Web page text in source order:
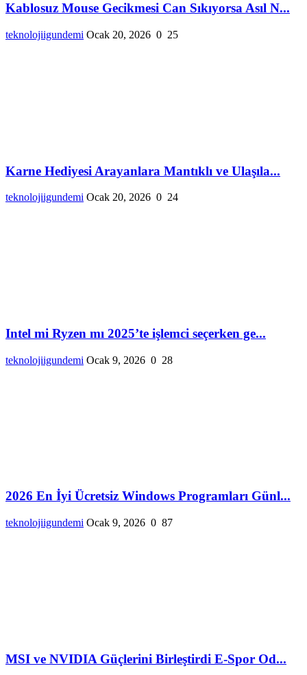
Kablosuz Mouse Gecikmesi Can Sıkıyorsa Asıl N...
teknolojiigundemi Ocak 20, 2026 0 25
Karne Hediyesi Arayanlara Mantıklı ve Ulaşıla...
teknolojiigundemi Ocak 20, 2026 0 24
Intel mi Ryzen mı 2025’te işlemci seçerken ge...
teknolojiigundemi Ocak 9, 2026 0 28
2026 En İyi Ücretsiz Windows Programları Günl...
teknolojiigundemi Ocak 9, 2026 0 87
MSI ve NVIDIA Güçlerini Birleştirdi E-Spor Od...